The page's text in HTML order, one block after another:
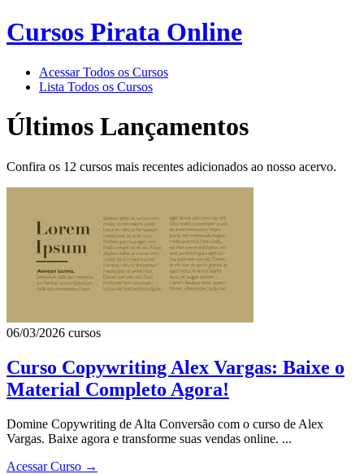
Cursos Pirata Online
Acessar Todos os Cursos
Lista Todos os Cursos
Últimos Lançamentos
Confira os 12 cursos mais recentes adicionados ao nosso acervo.
06/03/2026 cursos
Curso Copywriting Alex Vargas: Baixe o
Material Completo Agora!
Domine Copywriting de Alta Conversão com o curso de Alex
Vargas. Baixe agora e transforme suas vendas online. ...
Acessar Curso →